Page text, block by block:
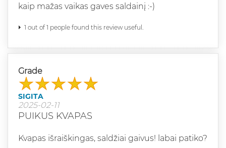
kaip mažas vaikas gaves saldainį :-)
1 out of 1 people found this review useful.
Grade
SIGITA
2025-02-11
PUIKUS KVAPAS
Kvapas išraiškingas, saldžiai gaivus! labai patiko?